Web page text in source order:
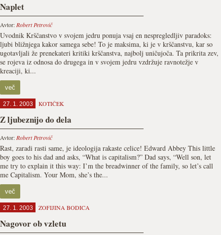
Naplet
Avtor: Robert Petrovič
Uvodnik Krščanstvo v svojem jedru ponuja vsaj en nespregledljiv paradoks:
ljubi bližnjega kakor samega sebe! To je maksima, ki je v krščanstvu, kar so
ugotavljali že prenekateri kritiki krščanstva, najbolj uničujoča. Ta prikrita zev,
se rojeva iz odnosa do drugega in v svojem jedru vzdržuje ravnotežje v
kreaciji, ki...
več
27. 1. 2003 KOTIČEK
Z ljubeznijo do dela
Avtor: Robert Petrovič
Rast, zaradi rasti same, je ideologija rakaste celice! Edward Abbey This little
boy goes to his dad and asks, “What is capitalism?” Dad says, “Well son, let
me try to explain it this way: I’m the breadwinner of the family, so let’s call
me Capitalism. Your Mom, she’s the...
več
27. 1. 2003 ZOFIJINA BODICA
Nagovor ob vzletu